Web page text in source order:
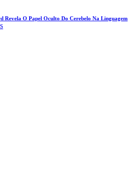
Revela O Papel Oculto Do Cerebelo Na Linguagem